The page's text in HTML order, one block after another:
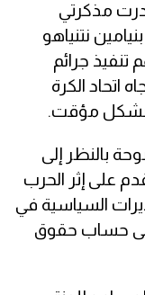
مذكرتي
نتنياهو
تنفيذ جرائم
اتحاد الكرة
بشكل مؤقت.
بالنظر إلى
على إثر الحرب
السياسية في
على حساب حقوق